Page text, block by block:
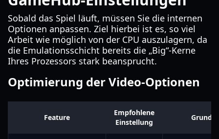
Sobald das Spiel läuft, müssen Sie die internen
Optionen anpassen. Ziel hierbei ist es, so viel
Arbeit wie möglich von der CPU auszulagern, da
die Emulationsschicht bereits die „Big“-Kerne
Ihres Prozessors stark beansprucht.
Optimierung der Video-Optionen
Feature
Empfohlene
Einstellung
Grund